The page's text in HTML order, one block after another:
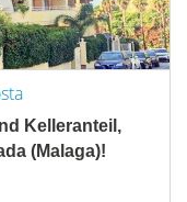
Kelleranteil,
(Malaga)!